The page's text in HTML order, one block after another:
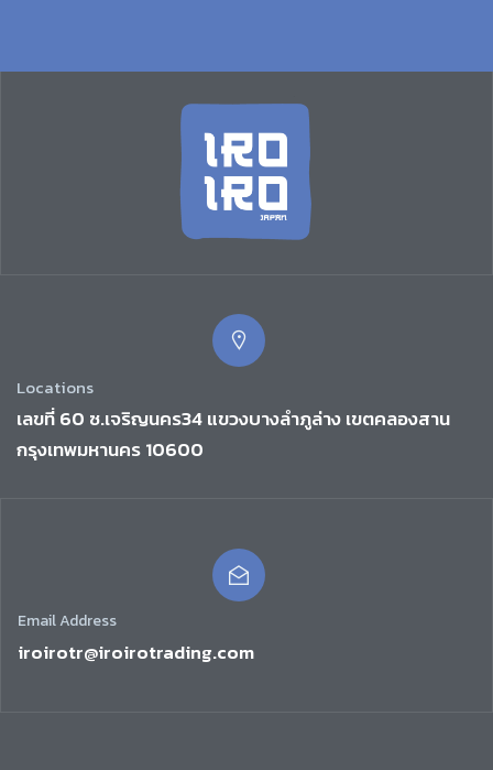
Locations
เลขที่ 60 ซ.เจริญนคร34 แขวงบางลำภูล่าง เขตคลองสาน
กรุงเทพมหานคร 10600
Email Address
iroirotr@iroirotrading.com